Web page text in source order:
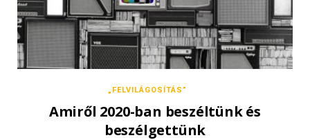
„FELVILÁGOSÍTÁS”
Amiről 2020-ban beszéltünk és
beszélgettünk